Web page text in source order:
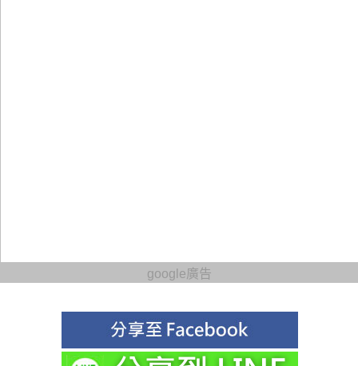
google廣告